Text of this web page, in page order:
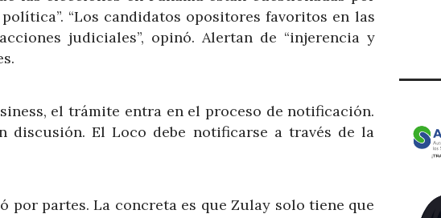
“Los candidatos opositores favoritos en las
judiciales”, opinó. Alertan de “injerencia y
el trámite entra en el proceso de notificación.
El Loco debe notificarse a través de la
por partes. La concreta es que Zulay solo tiene que